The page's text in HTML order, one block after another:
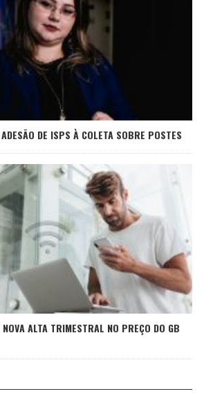
DE ISPS À COLETA SOBRE POSTES
ALTA TRIMESTRAL NO PREÇO DO GB